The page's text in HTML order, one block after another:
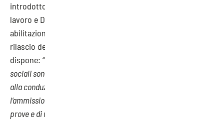
introdotto, al Capo I del Titolo III (Uso attrezzature di
lavoro e DPI) del D. Lgs. 81/2008, l’
abilitazione alla conduzione dei generatori di vapore e al
rilascio dei patentini di abilitazione, il cui comma 2 così
dispone: “
sociali sono disciplinati i gradi dei certificati di abilitazione
alla conduzione di generatori di vapore, i requisiti per
l’ammissione agli esami, le modalità di svolgimento delle
prove e di rilascio e rinnovo dei patentini. Con il medesimo